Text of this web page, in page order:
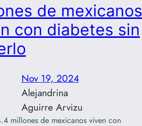
de mexicanos
con diabetes sin
Nov 19, 2024
Alejandrina
Aguirre Arvizu
millones de mexicanos viven con